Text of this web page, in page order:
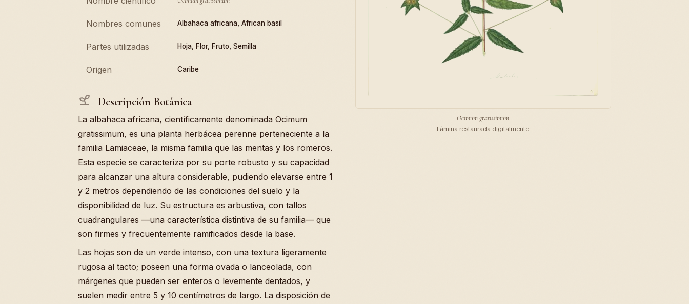
Nombres comunes Albahaca africana, African basil
Partes utilizadas Hoja, Flor, Fruto, Semilla
Origen Caribe
Descripción Botánica
La albahaca africana, científicamente denominada Ocimum
gratissimum, es una planta herbácea perenne perteneciente a la
familia Lamiaceae, la misma familia que las mentas y los romeros.
Esta especie se caracteriza por su porte robusto y su capacidad
para alcanzar una altura considerable, pudiendo elevarse entre 1
y 2 metros dependiendo de las condiciones del suelo y la
disponibilidad de luz. Su estructura es arbustiva, con tallos
cuadrangulares —una característica distintiva de su familia— que
son firmes y frecuentemente ramificados desde la base.
Las hojas son de un verde intenso, con una textura ligeramente
rugosa al tacto; poseen una forma ovada o lanceolada, con
márgenes que pueden ser enteros o levemente dentados, y
suelen medir entre 5 y 10 centímetros de largo. La disposición de
Ocimum gratissimum
Lámina restaurada digitalmente